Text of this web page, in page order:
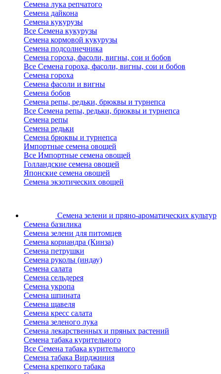
Семена лука репчатого
Семена дайкона
Семена кукурузы
Все Семена кукурузы
Семена кормовой кукурузы
Семена подсолнечника
Семена гороха, фасоли, вигны, сои и бобов
Все Семена гороха, фасоли, вигны, сои и бобов
Семена гороха
Семена фасоли и вигны
Семена бобов
Семена репы, редьки, брюквы и турнепса
Все Семена репы, редьки, брюквы и турнепса
Семена репы
Семена редьки
Семена брюквы и турнепса
Импортные семена овощей
Все Импортные семена овощей
Голландские семена овощей
Японские семена овощей
Семена экзотических овощей
Семена зелени и пряно-ароматических культур
Семена базилика
Семена зелени для питомцев
Семена кориандра (Кинза)
Семена петрушки
Семена руколы (индау)
Семена салата
Семена сельдерея
Семена укропа
Семена шпината
Семена щавеля
Семена кресс салата
Семена зеленого лука
Семена лекарственных и пряных растений
Семена табака курительного
Все Семена табака курительного
Семена табака Вирджиния
Семена крепкого табака